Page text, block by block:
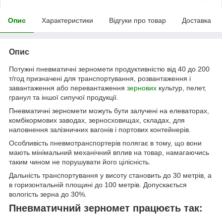
Опис Характеристики Відгуки про товар Доставка
Опис
Потужні пневматичні зерномети продуктивністю від 40 до 200
т/год призначені для транспортування, розвантаження і
завантаження або перевантаження зернових культур, пелет,
гранул та іншої сипучої продукції.
Пневматичні зерномети можуть бути залучені на елеваторах,
комбікормових заводах, зерносховищах, складах, для
наповнення залізничних вагонів і портових контейнерів.
Особливість пневмотранспортерів полягає в тому, що вони
мають мінімальний механічний вплив на товар, намагаючись
таким чином не порушувати його цілісність.
Дальність транспортування у висоту становить до 30 метрів, а
в горизонтальній площині до 100 метрів. Допускається
вологість зерна до 30%.
Пневматичний зерномет працюєть так: